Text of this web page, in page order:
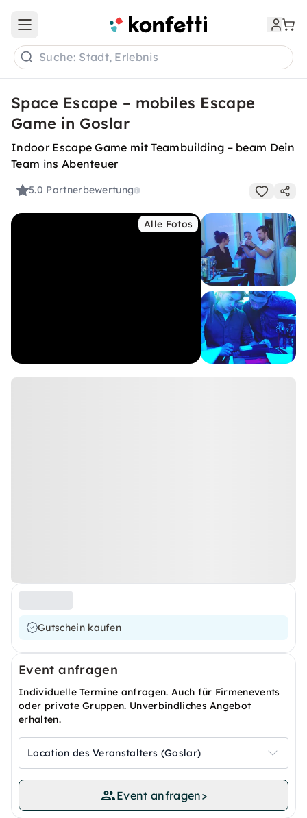
Open main menu
Suche: Stadt, Erlebnis
Space Escape – mobiles Escape
Game in Goslar
Indoor Escape Game mit Teambuilding – beam Dein
Team ins Abenteuer
5.0 Partnerbewertung
Alle Fotos
Gutschein kaufen
Event anfragen
Individuelle Termine anfragen. Auch für Firmenevents
oder private Gruppen. Unverbindliches Angebot
erhalten.
Location des Veranstalters (Goslar)
Event anfragen>